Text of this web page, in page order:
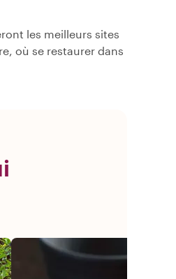
les meilleurs sites
où se restaurer dans